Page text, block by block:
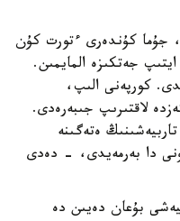
جۇما كۇندەرى ءتورت كۇن
جەتكىزە المايمىن.
كورپەنى الىپ،
لاقتىرىپ جىبەرەدى.
ەتەگىنە
دا بەرمەيدى، - دەدى
بۇعان دەيىن دە